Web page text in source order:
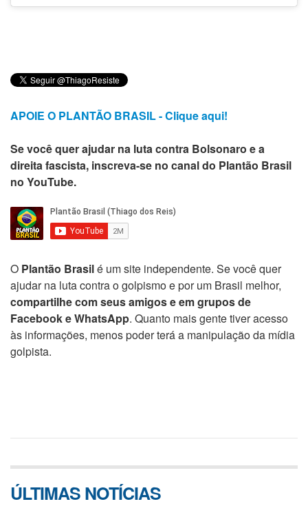
APOIE O PLANTÃO BRASIL - Clique aqui!
Se você quer ajudar na luta contra Bolsonaro e a
direita fascista, inscreva-se no canal do Plantão Brasil
no YouTube.
O Plantão Brasilé um site independente. Se você quer
ajudar na luta contra o golpismo e por um Brasil melhor,
compartilhe com seus amigos e em grupos de
Facebook e WhatsApp. Quanto mais gente tiver acesso
às informações, menos poder terá a manipulação da mídia
golpista.
ÚLTIMAS NOTÍCIAS